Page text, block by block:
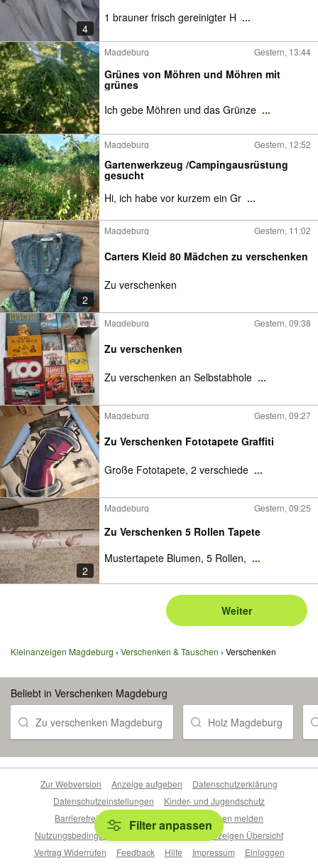
4
1 brauner frisch gereinigter H ...
Magdeburg Gestern, 13:44
Grünes von Möhren und Möhren mit
grünes
Ich gebe Möhren und das Grünze ...
Magdeburg Gestern, 12:52
Gartenwerkzeug /Campingausrüstung
gesucht
Hi, ich habe vor kurzem ein Gr ...
2
Magdeburg Gestern, 11:02
Carters Kleid 80 Mädchen zu verschenken
Zu verschenken
Magdeburg Gestern, 09:38
Zu verschenken
Zu verschenken an Selbstabhole ...
Magdeburg Gestern, 09:27
Zu Verschenken Fototapete Graffiti
Große Fototapete, 2 verschiede ...
2
Magdeburg Gestern, 09:25
Zu Verschenken 5 Rollen Tapete
Mustertapete Blumen, 5 Rollen, ...
Weiter
Kleinanzeigen Magdeburg Verschenken & Tauschen Verschenken
Beliebt in Verschenken Magdeburg
Zu verschenken Magdeburg Holz Magdeburg
Filter anpassen
Zur Webversion Anzeige aufgeben
Datenschutzerklärung
Datenschutzeinstellungen
Kinder- und Jugendschutz
Barrierefreiheitserklärung
Sicherheitslücken melden
Nutzungsbedingungen
Beliebte Suchen
Anzeigen Übersicht
Vertrag Widerrufen
Feedback Hilfe Impressum Einloggen